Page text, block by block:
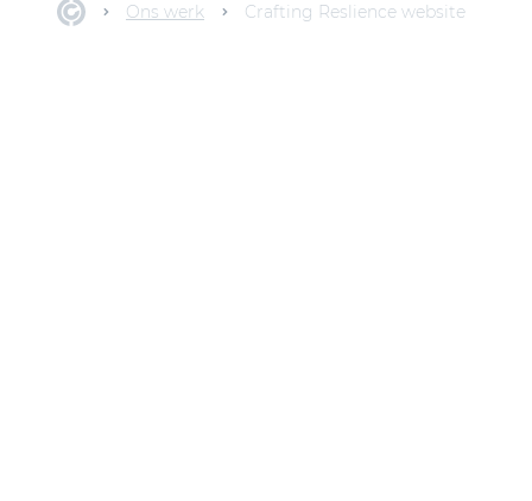
Ons werk Crafting Reslience website